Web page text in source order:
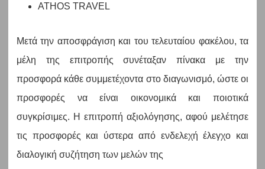
ATHOS TRAVEL
Μετά την αποσφράγιση και του τελευταίου φακέλου, τα
μέλη της επιτροπής συνέταξαν πίνακα με την
προσφορά κάθε συμμετέχοντα στο διαγωνισμό, ώστε οι
προσφορές να είναι οικονομικά και ποιοτικά
συγκρίσιμες. Η επιτροπή αξιολόγησης, αφού μελέτησε
τις προσφορές και ύστερα από ενδελεχή έλεγχο και
διαλογική συζήτηση των μελών της